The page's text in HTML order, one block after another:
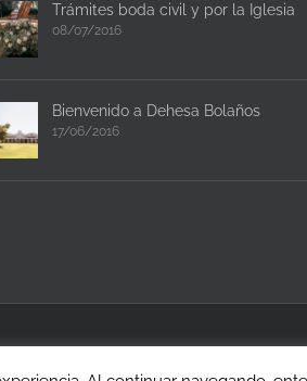
Trámites boda civil y por la Iglesia
08/07/2016
Bienvenido a Dehesa Bolaños
17/06/2016